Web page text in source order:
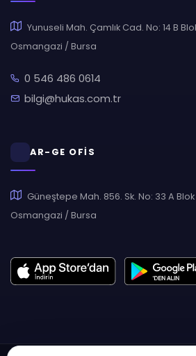
Yunuseli Mah. Çamlık Cad. No: 14 B
Osmangazi / Bursa
0 546 486 0614
bilgi@hukas.com.tr
AR-GE OFİS
Güneştepe Mah. 856. Sk. No: 33 A Blok
Osmangazi / Bursa